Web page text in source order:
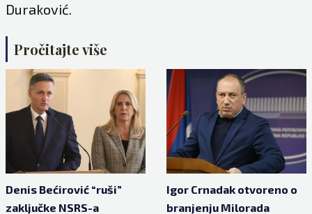
Duraković.
Pročitajte više
Denis Bećirović “ruši”
zaključke NSRS-a
Igor Crnadak otvoreno o
branjenju Milorada